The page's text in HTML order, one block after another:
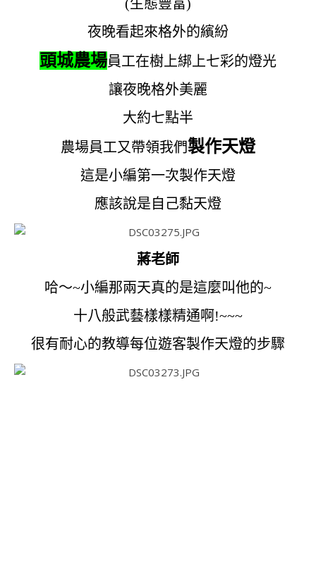
(生態豐富)
夜晚看起來格外的繽紛
頭城農場員工在樹上綁上七彩的燈光
讓夜晚格外美麗
大約七點半
農場員工又帶領我們製作天燈
這是小編第一次製作天燈
應該說是自己黏天燈
蔣老師
哈～~小編那兩天真的是這麼叫他的~
十八般武藝樣樣精通啊!~~~
很有耐心的教導每位遊客製作天燈的步驟